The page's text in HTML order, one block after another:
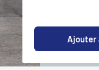
Ajouter